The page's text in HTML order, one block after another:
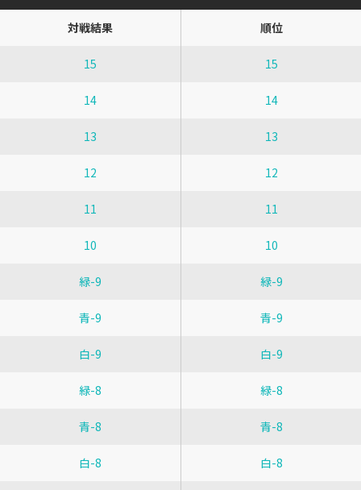
対戦結果 順位
15 15
14 14
13 13
12 12
11 11
10 10
緑-9 緑-9
青-9 青-9
白-9 白-9
緑-8 緑-8
青-8 青-8
白-8 白-8